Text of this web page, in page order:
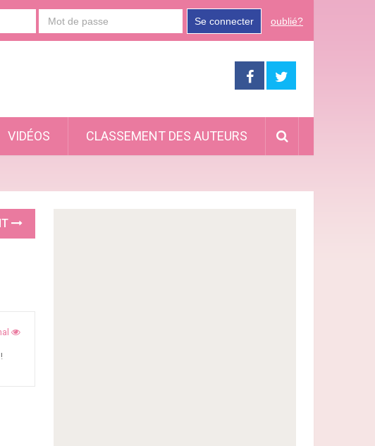
Se connecter oublié?
VIDÉOS CLASSEMENT DES AUTEURS